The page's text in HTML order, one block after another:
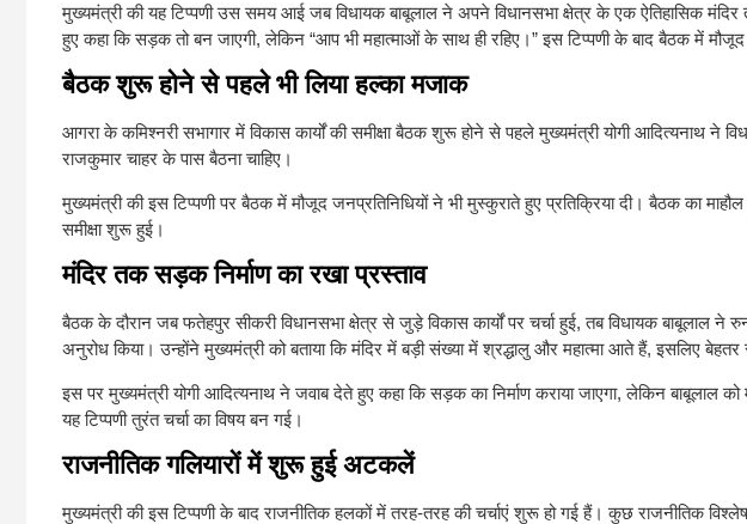
मुख्यमंत्री की यह टिप्पणी उस समय आई जब विधायक बाबूलाल ने अपने विधानसभा क्षेत्र के एक ऐतिहासिक
हुए कहा कि सड़क तो बन जाएगी, लेकिन “आप भी महात्माओं के साथ ही रहिए।” इस टिप्पणी के बाद बैठक में
बैठक शुरू होने से पहले भी लिया हल्का मजाक
आगरा के कमिश्नरी सभागार में विकास कार्यों की समीक्षा बैठक शुरू होने से पहले मुख्यमंत्री योगी आदित्यनाथ ने
राजकुमार चाहर के पास बैठना चाहिए।
मुख्यमंत्री की इस टिप्पणी पर बैठक में मौजूद जनप्रतिनिधियों ने भी मुस्कुराते हुए प्रतिक्रिया दी। बैठक का
समीक्षा शुरू हुई।
मंदिर तक सड़क निर्माण का रखा प्रस्ताव
बैठक के दौरान जब फतेहपुर सीकरी विधानसभा क्षेत्र से जुड़े विकास कार्यों पर चर्चा हुई, तब विधायक बाबूलाल ने
अनुरोध किया। उन्होंने मुख्यमंत्री को बताया कि मंदिर में बड़ी संख्या में श्रद्धालु और महात्मा आते हैं, इसलिए
इस पर मुख्यमंत्री योगी आदित्यनाथ ने जवाब देते हुए कहा कि सड़क का निर्माण कराया जाएगा, लेकिन बाबूलाल
यह टिप्पणी तुरंत चर्चा का विषय बन गई।
राजनीतिक गलियारों में शुरू हुई अटकलें
मुख्यमंत्री की इस टिप्पणी के बाद राजनीतिक हलकों में तरह-तरह की चर्चाएं शुरू हो गई हैं। कुछ राजनीतिक